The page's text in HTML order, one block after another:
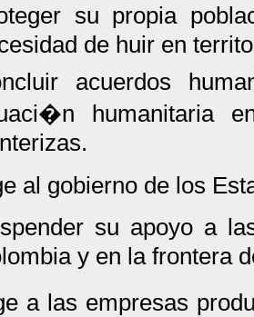
su propia
de huir en
acuerdos
humanitaria
al gobierno de los
su apoyo a
y en la frontera
a las empresas